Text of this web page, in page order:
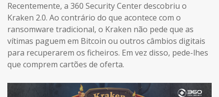
Recentemente, a 360 Security Center descobriu o
Kraken 2.0. Ao contrário do que acontece com o
ransomware tradicional, o Kraken não pede que as
vítimas paguem em Bitcoin ou outros câmbios digitais
para recuperarem os ficheiros. Em vez disso, pede-lhes
que comprem cartões de oferta.